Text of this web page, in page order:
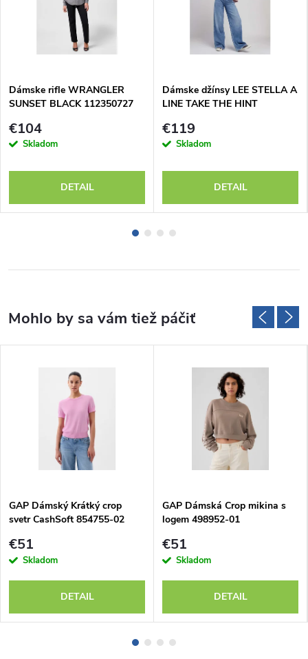
Dámske rifle WRANGLER
SUNSET BLACK 112350727
€104
Skladom
DETAIL
Dámske džínsy LEE STELLA A
LINE TAKE THE HINT
€119
Skladom
DETAIL
GAP Dámský Krátký crop
svetr CashSoft 854755-02
€51
Skladom
DETAIL
GAP Dámská Crop mikina s
logem 498952-01
€51
Skladom
DETAIL